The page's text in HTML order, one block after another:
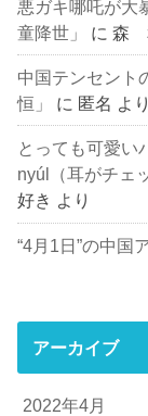
悪ガキ哪吒が大
童降世」
に森
中国テンセント
恒」
に 匿名 より
とっても可愛い
nyúl（耳がチェ
好き より
“4月1日”の中国
アーカイブ
2022年4月